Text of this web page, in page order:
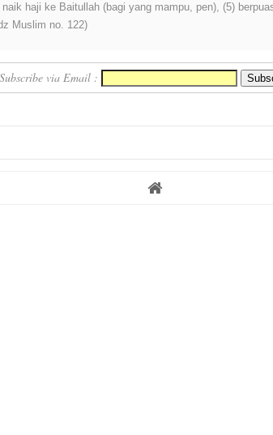
haji ke Baitullah (bagi yang mampu, pen), (5)
Muslim no. 122)
Subscribe via Email :